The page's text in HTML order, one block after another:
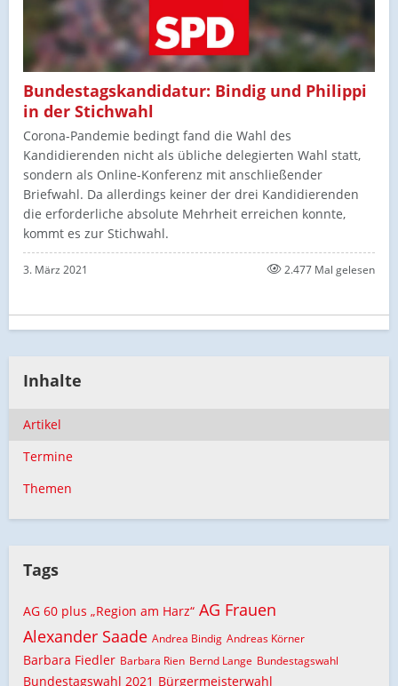
Bundestagskandidatur: Bindig und Philippi
in der Stichwahl
Corona-Pandemie bedingt fand die Wahl des
Kandidierenden nicht als übliche delegierten Wahl statt,
sondern als Online-Konferenz mit anschließender
Briefwahl. Da allerdings keiner der drei Kandidierenden
die erforderliche absolute Mehrheit erreichen konnte,
kommt es zur Stichwahl.
3. März 2021 2.477 Mal gelesen
Inhalte
Artikel
Termine
Themen
Tags
AG 60 plus „Region am Harz“ AG Frauen
Alexander Saade Andrea Bindig Andreas Körner
Barbara Fiedler Barbara Rien Bernd Lange Bundestagswahl
Bundestagswahl 2021 Bürgermeisterwahl